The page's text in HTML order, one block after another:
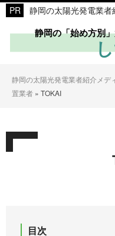
静岡の太陽光発電業者
静岡の「始め方別
静岡の太陽光発電業者紹介メデ
置業者 » TOKAI
目次